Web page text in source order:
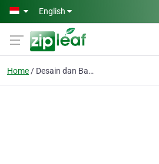
Skip to main content
English
Home Desain dan Bangun